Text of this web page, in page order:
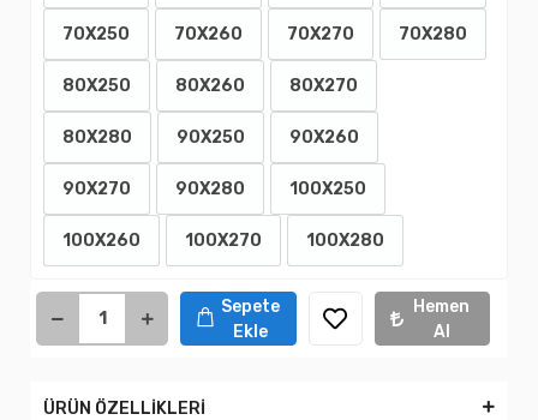
70X250 70X260 70X270 70X280
80X250 80X260 80X270
80X280 90X250 90X260
90X270 90X280 100X250
100X260 100X270 100X280
Sepete
Ekle
Hemen
Al
ÜRÜN ÖZELLİKLERİ